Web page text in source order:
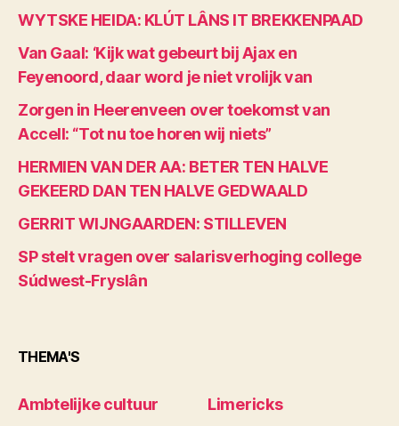
WYTSKE HEIDA: KLÚT LÂNS IT BREKKENPAAD
Van Gaal: ‘Kijk wat gebeurt bij Ajax en
Feyenoord, daar word je niet vrolijk van
Zorgen in Heerenveen over toekomst van
Accell: “Tot nu toe horen wij niets”
HERMIEN VAN DER AA: BETER TEN HALVE
GEKEERD DAN TEN HALVE GEDWAALD
GERRIT WIJNGAARDEN: STILLEVEN
SP stelt vragen over salarisverhoging college
Súdwest-Fryslân
THEMA'S
Ambtelijke cultuur
Limericks